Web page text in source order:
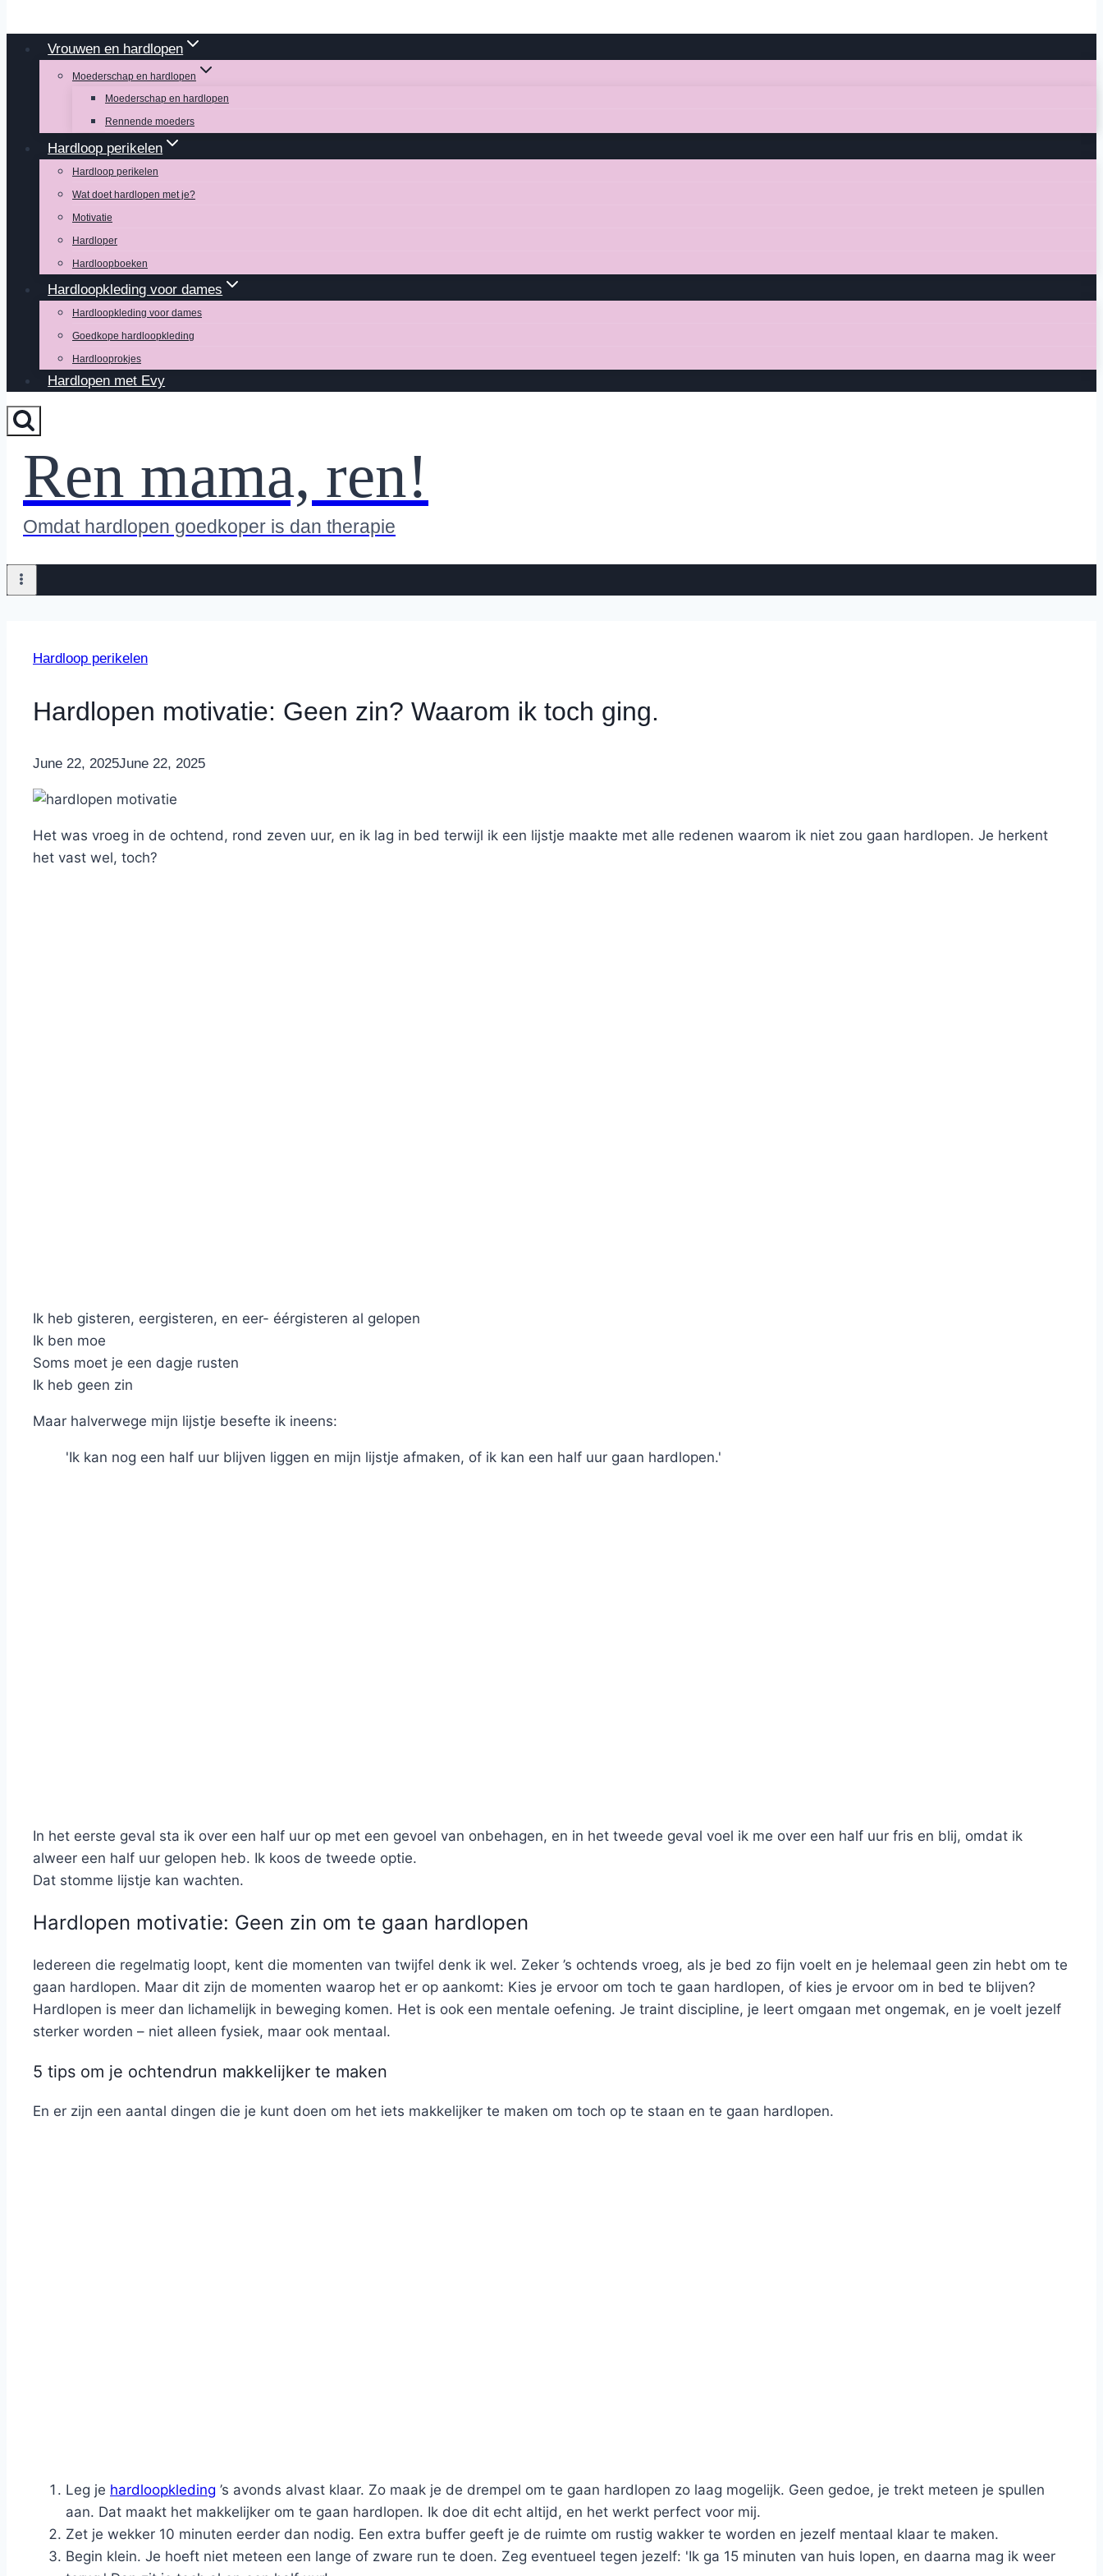
Vrouwen en hardlopen
Moederschap en hardlopen
Moederschap en hardlopen
Rennende moeders
Hardloop perikelen
Hardloop perikelen
Wat doet hardlopen met je?
Motivatie
Hardloper
Hardloopboeken
Hardloopkleding voor dames
Hardloopkleding voor dames
Goedkope hardloopkleding
Hardlooprokjes
Hardlopen met Evy
Ren mama, ren!
Omdat hardlopen goedkoper is dan therapie
Hardloop perikelen
Hardlopen motivatie: Geen zin? Waarom ik toch ging.
ByNicole
June 22, 2025June 22, 2025
Het was vroeg in de ochtend, rond zeven uur, en ik lag in bed terwijl ik een lijstje maakte met alle redenen waarom ik niet zou gaan hardlopen. Je herkent
het vast wel, toch?
Ik heb gisteren, eergisteren, en eer- éérgisteren al gelopen
Ik ben moe
Soms moet je een dagje rusten
Ik heb geen zin
Maar halverwege mijn lijstje besefte ik ineens:
'Ik kan nog een half uur blijven liggen en mijn lijstje afmaken, of ik kan een half uur gaan hardlopen.'
In het eerste geval sta ik over een half uur op met een gevoel van onbehagen, en in het tweede geval voel ik me over een half uur fris en blij, omdat ik
alweer een half uur gelopen heb. Ik koos de tweede optie.
Dat stomme lijstje kan wachten.
Hardlopen motivatie: Geen zin om te gaan hardlopen
Iedereen die regelmatig loopt, kent die momenten van twijfel denk ik wel. Zeker ’s ochtends vroeg, als je bed zo fijn voelt en je helemaal geen zin hebt om te
gaan hardlopen. Maar dit zijn de momenten waarop het er op aankomt: Kies je ervoor om toch te gaan hardlopen, of kies je ervoor om in bed te blijven?
Hardlopen is meer dan lichamelijk in beweging komen. Het is ook een mentale oefening. Je traint discipline, je leert omgaan met ongemak, en je voelt jezelf
sterker worden – niet alleen fysiek, maar ook mentaal.
5 tips om je ochtendrun makkelijker te maken
En er zijn een aantal dingen die je kunt doen om het iets makkelijker te maken om toch op te staan en te gaan hardlopen.
Leg je hardloopkleding ’s avonds alvast klaar. Zo maak je de drempel om te gaan hardlopen zo laag mogelijk. Geen gedoe, je trekt meteen je spullen
aan. Dat maakt het makkelijker om te gaan hardlopen. Ik doe dit echt altijd, en het werkt perfect voor mij.
Zet je wekker 10 minuten eerder dan nodig. Een extra buffer geeft je de ruimte om rustig wakker te worden en jezelf mentaal klaar te maken.
Begin klein. Je hoeft niet meteen een lange of zware run te doen. Zeg eventueel tegen jezelf: 'Ik ga 15 minuten van huis lopen, en daarna mag ik weer